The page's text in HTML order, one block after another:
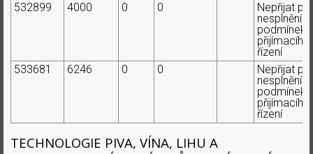
532899
4000 0 0
Nepřijat
nesplnění
podmínek
přijímacího
řízení
533681
6246 0 0
Nepřijat
nesplnění
podmínek
přijímacího
řízení
TECHNOLOGIE PIVA, VÍNA, LIHU A